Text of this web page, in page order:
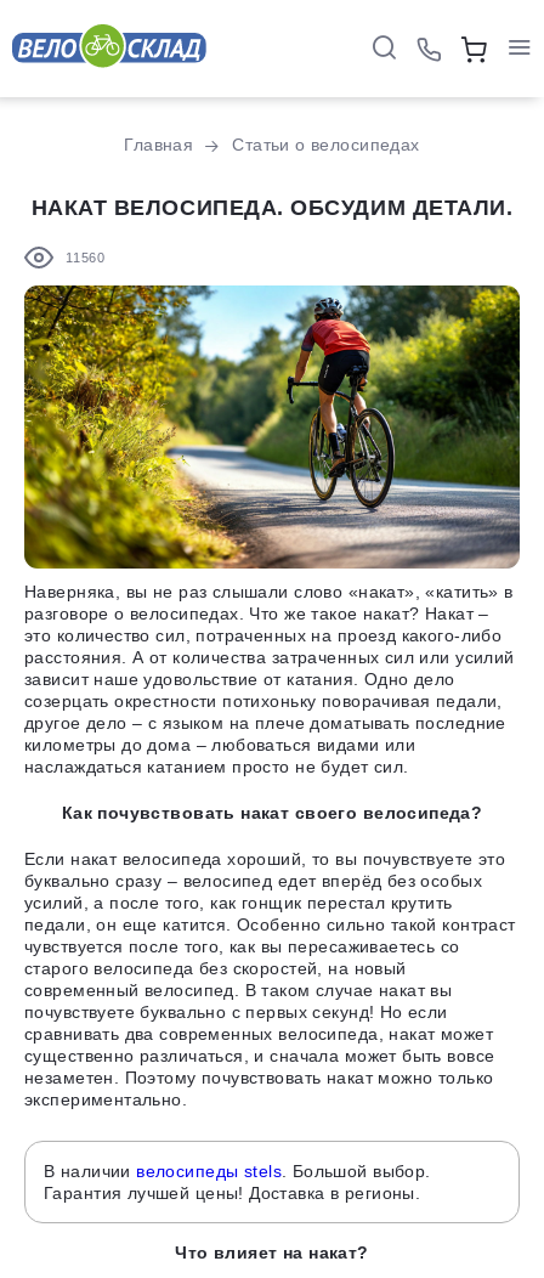
Главная Статьи о велосипедах
НАКАТ ВЕЛОСИПЕДА. ОБСУДИМ ДЕТАЛИ.
11560
Наверняка, вы не раз слышали слово «накат», «катить» в
разговоре о велосипедах. Что же такое накат? Накат –
это количество сил, потраченных на проезд какого-либо
расстояния. А от количества затраченных сил или усилий
зависит наше удовольствие от катания. Одно дело
созерцать окрестности потихоньку поворачивая педали,
другое дело – с языком на плече доматывать последние
километры до дома – любоваться видами или
наслаждаться катанием просто не будет сил.
Как почувствовать накат своего велосипеда?
Если накат велосипеда хороший, то вы почувствуете это
буквально сразу – велосипед едет вперёд без особых
усилий, а после того, как гонщик перестал крутить
педали, он еще катится. Особенно сильно такой контраст
чувствуется после того, как вы пересаживаетесь со
старого велосипеда без скоростей, на новый
современный велосипед. В таком случае накат вы
почувствуете буквально с первых секунд! Но если
сравнивать два современных велосипеда, накат может
существенно различаться, и сначала может быть вовсе
незаметен. Поэтому почувствовать накат можно только
экспериментально.
В наличии велосипеды stels. Большой выбор.
Гарантия лучшей цены! Доставка в регионы.
Что влияет на накат?